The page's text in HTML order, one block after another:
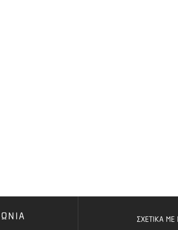
ΣΧΕΤΙΚΑ ΜΕ